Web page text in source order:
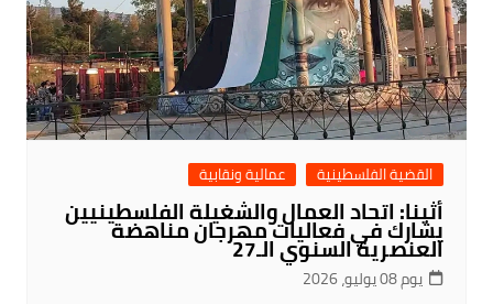
القضية الفلسطينية عمالية ونقابية
أثينا: اتحاد العمال والشغيلة الفلسطينيين
يشارك في فعاليات مهرجان مناهضة
العنصرية السنوي الـ27
يوم 08 يوليو، 2026